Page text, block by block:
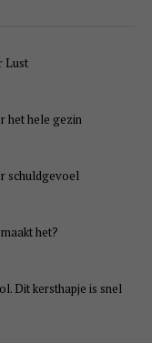
Lust
het hele gezin
schuldgevoel
het?
Dit kersthapje is snel